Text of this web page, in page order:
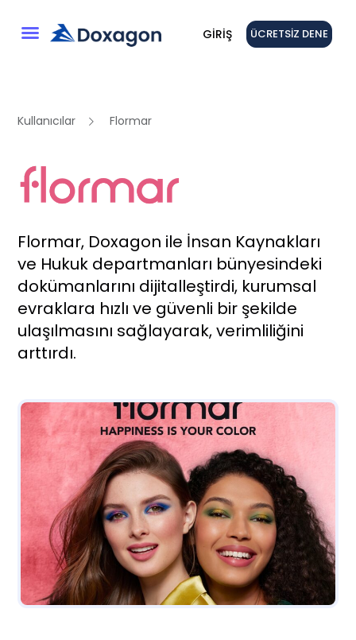
GIRIŞ ÜCRETSIZ DENE
Kullanıcılar Flormar
Flormar, Doxagon ile İnsan Kaynakları
ve Hukuk departmanları bünyesindeki
dokümanlarını dijitalleştirdi, kurumsal
evraklara hızlı ve güvenli bir şekilde
ulaşılmasını sağlayarak, verimliliğini
arttırdı.